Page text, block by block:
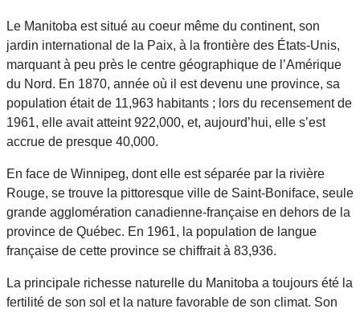
Le Manitoba est situé au coeur même du continent, son
jardin international de la Paix, à la frontière des États-Unis,
marquant à peu près le centre géographique de l’Amérique
du Nord. En 1870, année où il est devenu une province, sa
population était de 11,963 habitants ; lors du recensement de
1961, elle avait atteint 922,000, et, aujourd’hui, elle s’est
accrue de presque 40,000.
En face de Winnipeg, dont elle est séparée par la rivière
Rouge, se trouve la pittoresque ville de Saint-Boniface, seule
grande agglomération canadienne-française en dehors de la
province de Québec. En 1961, la population de langue
française de cette province se chiffrait à 83,936.
La principale richesse naturelle du Manitoba a toujours été la
fertilité de son sol et la nature favorable de son climat. Son